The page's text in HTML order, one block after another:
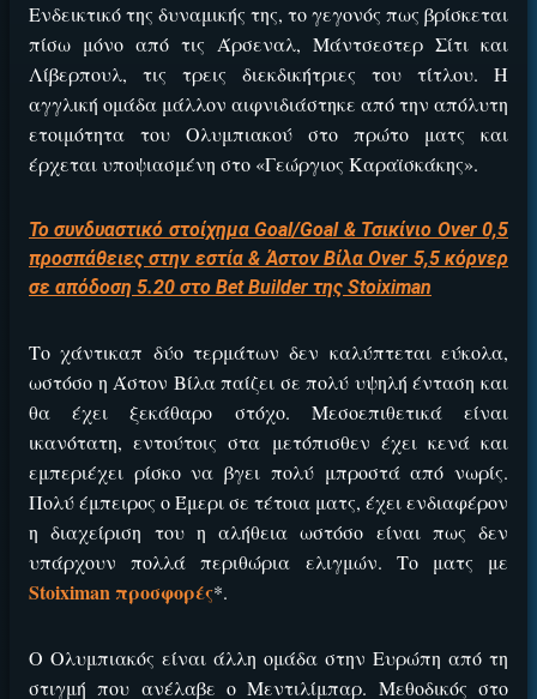
Ενδεικτικό της δυναμικής της, το γεγονός πως βρίσκεται
πίσω μόνο από τις Άρσεναλ, Μάντσεστερ Σίτι και
Λίβερπουλ, τις τρεις διεκδικήτριες του τίτλου. Η
αγγλική ομάδα μάλλον αιφνιδιάστηκε από την απόλυτη
ετοιμότητα του Ολυμπιακού στο πρώτο ματς και
έρχεται υποψιασμένη στο «Γεώργιος Καραϊσκάκης».
Το συνδυαστικό στοίχημα Goal/Goal & Τσικίνιο Over 0,5
προσπάθειες στην εστία & Άστον Βίλα Over 5,5 κόρνερ
σε απόδοση 5.20 στο Bet Builder της Stoiximan
Το χάντικαπ δύο τερμάτων δεν καλύπτεται εύκολα,
ωστόσο η Άστον Βίλα παίζει σε πολύ υψηλή ένταση και
θα έχει ξεκάθαρο στόχο. Μεσοεπιθετικά είναι
ικανότατη, εντούτοις στα μετόπισθεν έχει κενά και
εμπεριέχει ρίσκο να βγει πολύ μπροστά από νωρίς.
Πολύ έμπειρος ο Έμερι σε τέτοια ματς, έχει ενδιαφέρον
η διαχείριση του η αλήθεια ωστόσο είναι πως δεν
υπάρχουν πολλά περιθώρια ελιγμών. Το ματς με
Stoiximan προσφορές*.
Ο Ολυμπιακός είναι άλλη ομάδα στην Ευρώπη από τη
στιγμή που ανέλαβε ο Μεντιλίμπαρ. Μεθοδικός στο
ΕΓΚΡΙΣΗ ΑΠΟ ΑΡΧΟΝΤΑ ΕΓΚΡΙΣΗ ΑΠΟ ΑΡΧΟΝΤΑ